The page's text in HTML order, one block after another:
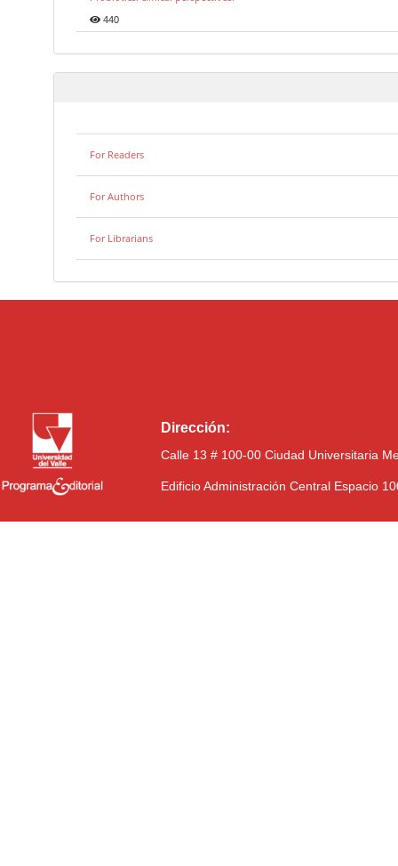
440
For Readers
For Authors
For Librarians
Dirección:
Calle 13 # 100-00 Ciudad Universitaria
Edificio Administración Central Espacio